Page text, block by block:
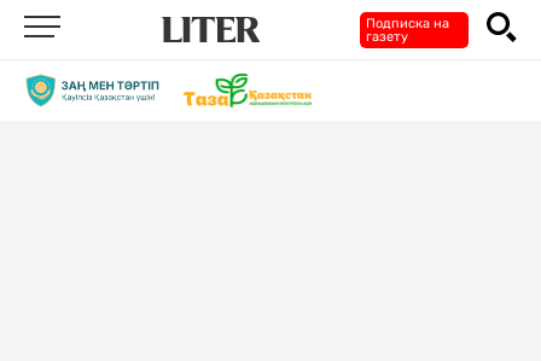
Подписка на
газету